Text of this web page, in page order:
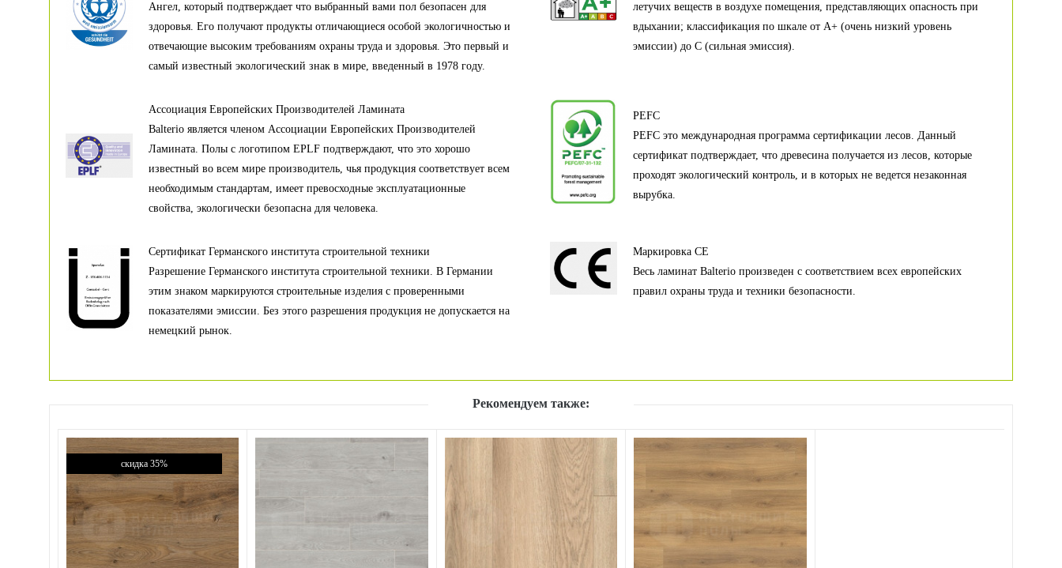
Ангел, который подтверждает что выбранный вами пол безопасен для
здоровья. Его получают продукты отличающиеся особой экологичностью и
отвечающие высоким требованиям охраны труда и здоровья. Это первый и
самый известный экологический знак в мире, введенный в 1978 году.
летучих веществ в воздухе помещения, представляющих опасность при
вдыхании; классификация по шкале от А+ (очень низкий уровень
эмиссии) до С (сильная эмиссия).
PEFC
PEFC это международная программа сертификации лесов. Данный
сертификат подтверждает, что древесина получается из лесов, которые
проходят экологический контроль, и в которых не ведется незаконная
вырубка.
Ассоциация Европейских Производителей Ламината
Balterio является членом Ассоциации Европейских Производителей
Ламината. Полы с логотипом EPLF подтверждают, что это хорошо
известный во всем мире производитель, чья продукция соответствует всем
необходимым стандартам, имеет превосходные эксплуатационные
свойства, экологически безопасна для человека.
Сертификат Германского института строительной техники
Разрешение Германского института строительной техники. В Германии
этим знаком маркируются строительные изделия с проверенными
показателями эмиссии. Без этого разрешения продукция не допускается на
немецкий рынок.
Маркировка CE
Весь ламинат Balterio произведен с соответствием всех европейских
правил охраны труда и техники безопасности.
Рекомендуем также:
скидка 35%